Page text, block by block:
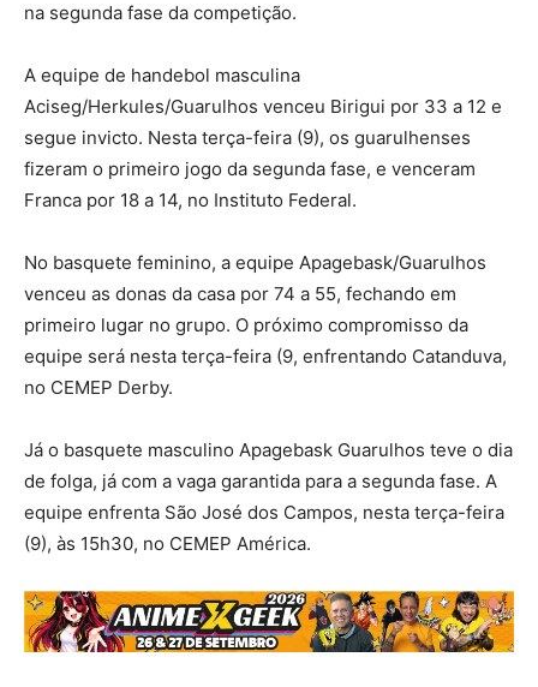
na segunda fase da competição.
A equipe de handebol masculina
Aciseg/Herkules/Guarulhos venceu Birigui por 33 a 12 e
segue invicto. Nesta terça-feira (9), os guarulhenses
fizeram o primeiro jogo da segunda fase, e venceram
Franca por 18 a 14, no Instituto Federal.
No basquete feminino, a equipe Apagebask/Guarulhos
venceu as donas da casa por 74 a 55, fechando em
primeiro lugar no grupo. O próximo compromisso da
equipe será nesta terça-feira (9, enfrentando Catanduva,
no CEMEP Derby.
Já o basquete masculino Apagebask Guarulhos teve o dia
de folga, já com a vaga garantida para a segunda fase. A
equipe enfrenta São José dos Campos, nesta terça-feira
(9), às 15h30, no CEMEP América.